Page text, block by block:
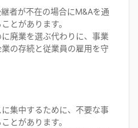
者が不在の場合にM&Aを通
とがあります。
廃業を選ぶ代わりに、事業
の存続と従業員の雇用を守
集中するために、不要な事
とがあります。